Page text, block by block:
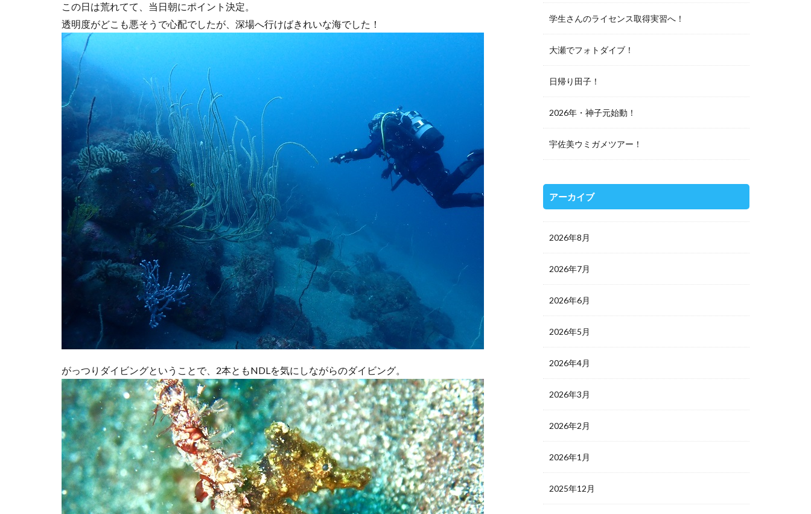
この日は荒れてて、当日朝にポイント決定。
透明度がどこも悪そうで心配でしたが、深場へ行けばきれいな海でした！
がっつりダイビングということで、2本ともNDLを気にしながらのダイビング。
学生さんのライセンス取得実習へ！
大瀬でフォトダイブ！
日帰り田子！
2026年・神子元始動！
宇佐美ウミガメツアー！
アーカイブ
2026年8月
2026年7月
2026年6月
2026年5月
2026年4月
2026年3月
2026年2月
2026年1月
2025年12月